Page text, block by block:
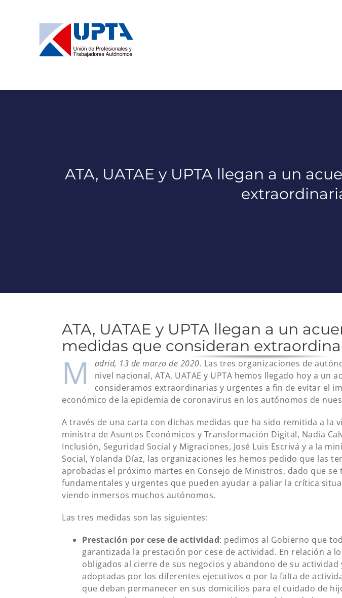
ATA, UATAE y UPTA llegan a un
ATA, UATAE y UPTA llegan a un
medidas que consideran
M adrid, 13 de marzo de 2020. Las tres organizaciones de
nivel nacional, ATA, UATAE y UPTA hemos llegado hoy a un
consideramos extraordinarias y urgentes a fin de evitar el
económico de la epidemia de coronavirus en los autónomos de
A través de una carta con dichas medidas que ha sido remitida a la
ministra de Asuntos Económicos y Transformación Digital, Nadia
Inclusión, Seguridad Social y Migraciones, José Luis Escrivá y a la
Social, Yolanda Díaz, las organizaciones les hemos pedido que las
aprobadas el próximo martes en Consejo de Ministros, dado que
fundamentales y urgentes que pueden ayudar a paliar la crítica
viendo inmersos muchos autónomos.
Las tres medidas son las siguientes:
Prestación por cese de actividad: pedimos al Gobierno que
garantizada la prestación por cese de actividad. En relación a
obligados al cierre de sus negocios y abandono de su actividad
adoptadas por los diferentes ejecutivos o por la falta de
que deban permanecer en sus domicilios para el cuidado de